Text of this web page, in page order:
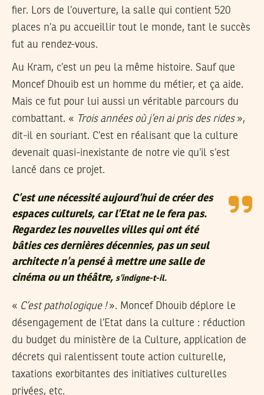
fier. Lors de l’ouverture, la salle qui contient 520
places n’a pu accueillir tout le monde, tant le succès
fut au rendez-vous.
Au Kram, c’est un peu la même histoire. Sauf que
Moncef Dhouib est un homme du métier, et ça aide.
Mais ce fut pour lui aussi un véritable parcours du
combattant. « Trois années où j’en ai pris des rides»,
dit-il en souriant. C’est en réalisant que la culture
devenait quasi-inexistante de notre vie qu’il s’est
lancé dans ce projet.
C’est une nécessité aujourd’hui de créer des
espaces culturels, car l’Etat ne le fera pas.
Regardez les nouvelles villes qui ont été
bâties ces dernières décennies, pas un seul
architecte n’a pensé à mettre une salle de
cinéma ou un théâtre, s’indigne-t-il.
« C’est pathologique !». Moncef Dhouib déplore le
désengagement de l’Etat dans la culture : réduction
du budget du ministère de la Culture, application de
décrets qui ralentissent toute action culturelle,
taxations exorbitantes des initiatives culturelles
privées, etc.